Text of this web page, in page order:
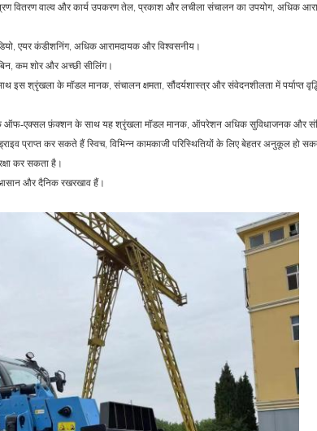
वितरण वाल्व और कार्य उपकरण तेल, प्रकाश और लचीला संचालन का उपयोग, अधिक
एयर कंडीशनिंग, अधिक आरामदायक और विश्वसनीय।
कम शोर और अच्छी सीलिंग।
श्रृंखला के मॉडल मानक, संचालन क्षमता, सौंदर्यशास्त्र और संवेदनशीलता में पर्याप्त
ऑफ-एक्सल फ़ंक्शन के साथ यह श्रृंखला मॉडल मानक, ऑपरेशन अधिक सुविधाजनक और
प्राप्त कर सकते हैं स्विच, विभिन्न कामकाजी परिस्थितियों के लिए बेहतर अनुकूल हो
कर सकता है।
आसान और दैनिक रखरखाव हैं।